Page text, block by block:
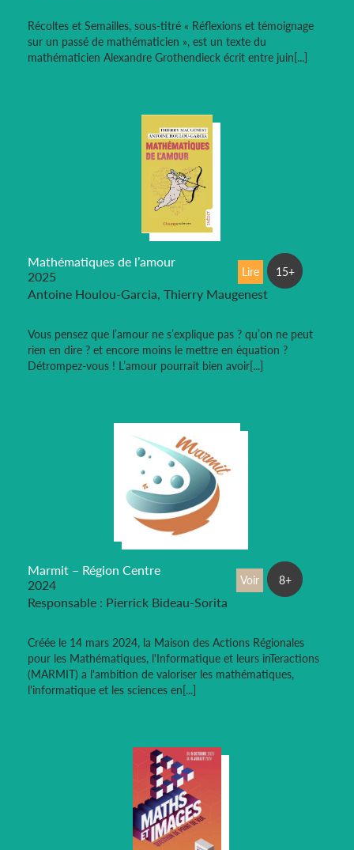
Récoltes et Semailles, sous-titré « Réflexions et témoignage
sur un passé de mathématicien », est un texte du
mathématicien Alexandre Grothendieck écrit entre juin[...]
Mathématiques de l’amour
2025
Antoine Houlou-Garcia, Thierry Maugenest
Vous pensez que l’amour ne s’explique pas ? qu’on ne peut
rien en dire ? et encore moins le mettre en équation ?
Détrompez-vous ! L’amour pourrait bien avoir[...]
Lire 15+
Marmit – Région Centre
2024
Responsable : Pierrick Bideau-Sorita
Créée le 14 mars 2024, la Maison des Actions Régionales
pour les Mathématiques, l'Informatique et leurs inTeractions
(MARMIT) a l'ambition de valoriser les mathématiques,
l'informatique et les sciences en[...]
Voir 8+